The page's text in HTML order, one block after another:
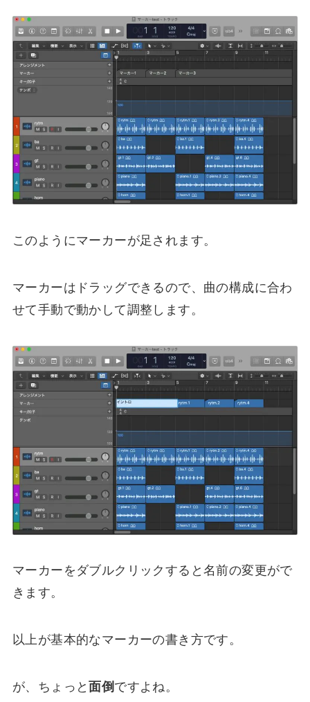
このようにマーカーが足されます。
マーカーはドラッグできるので、曲の構成に合わ
せて手動で動かして調整します。
マーカーをダブルクリックすると名前の変更がで
きます。
以上が基本的なマーカーの書き方です。
が、ちょっと 面倒 ですよね。